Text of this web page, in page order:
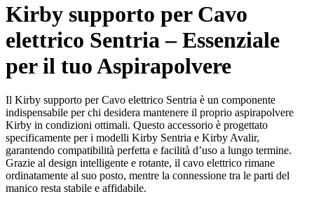
Kirby supporto per Cavo
elettrico Sentria – Essenziale
per il tuo Aspirapolvere
Il Kirby supporto per Cavo elettrico Sentria è un componente
indispensabile per chi desidera mantenere il proprio aspirapolvere
Kirby in condizioni ottimali. Questo accessorio è progettato
specificamente per i modelli Kirby Sentria e Kirby Avalir,
garantendo compatibilità perfetta e facilità d’uso a lungo termine.
Grazie al design intelligente e rotante, il cavo elettrico rimane
ordinatamente al suo posto, mentre la connessione tra le parti del
manico resta stabile e affidabile.